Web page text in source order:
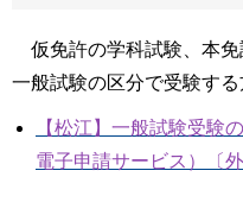
仮免許の学科試験、本免
一般試験の区分で受験する
【松江】一般試験受験
電子申請サービス）〔